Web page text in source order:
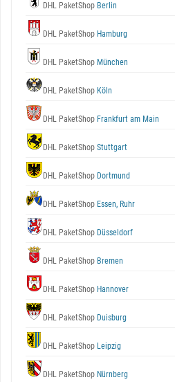
DHL PaketShop Berlin
DHL PaketShop Hamburg
DHL PaketShop München
DHL PaketShop Köln
DHL PaketShop Frankfurt am Main
DHL PaketShop Stuttgart
DHL PaketShop Dortmund
DHL PaketShop Essen, Ruhr
DHL PaketShop Düsseldorf
DHL PaketShop Bremen
DHL PaketShop Hannover
DHL PaketShop Duisburg
DHL PaketShop Leipzig
DHL PaketShop Nürnberg